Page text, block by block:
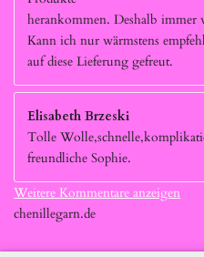
herankommen. Deshalb immer
Kann ich nur wärmstens
auf diese Lieferung gefreut.
Elisabeth Brzeski
Tolle
freundliche Sophie.
Weitere Kommentare anzeigen
chenillegarn.de